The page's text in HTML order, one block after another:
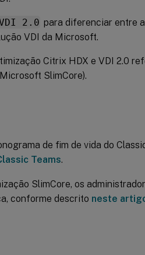
2.0 para diferenciar entre
VDI da Microsoft.
Citrix HDX e VDI 2.0
SlimCore).
de fim de vida do
Teams.
SlimCore, os
conforme descrito neste